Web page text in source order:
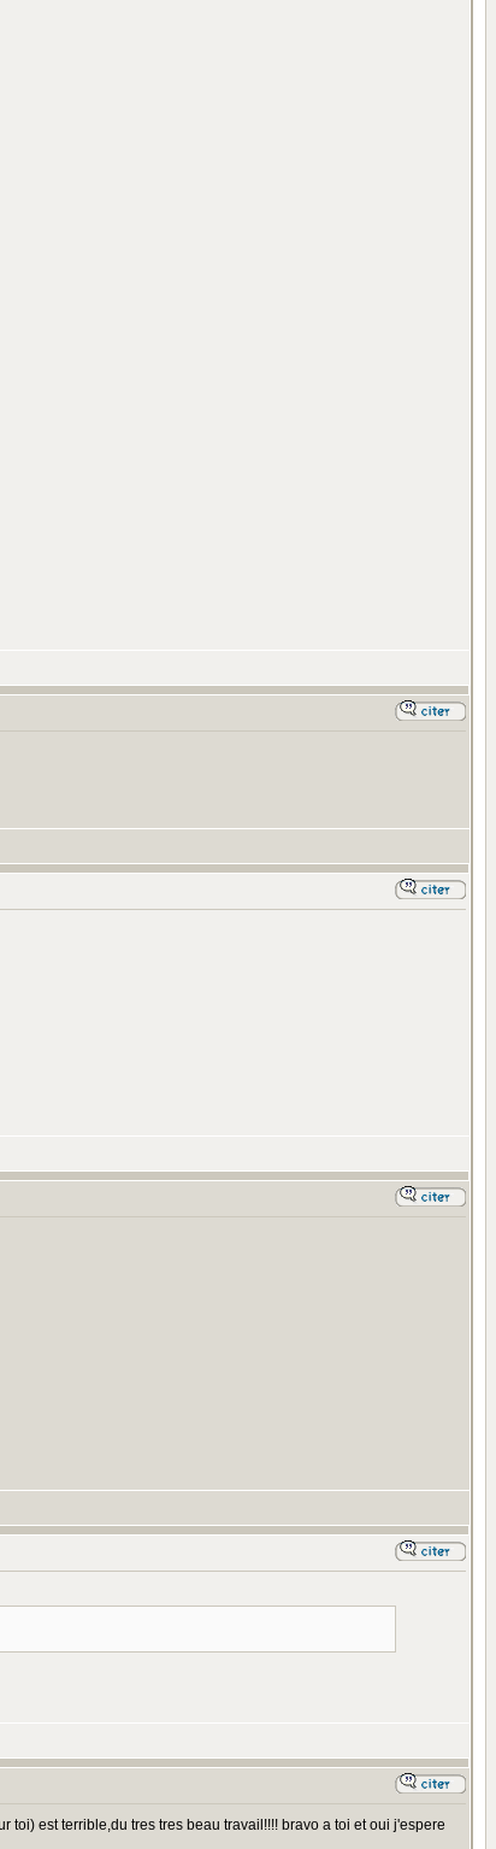
est terrible,du tres tres beau travail!!!! bravo a toi et oui j'espere